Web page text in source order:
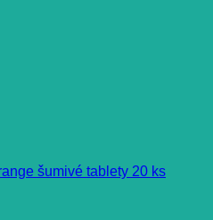
šumivé tablety 20 ks